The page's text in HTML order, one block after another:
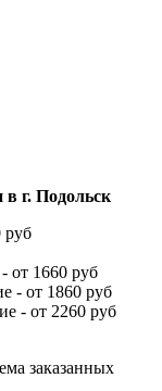
в г. Подольск
руб
от 1660 руб
- от 1860 руб
- от 2260 руб
заказанных